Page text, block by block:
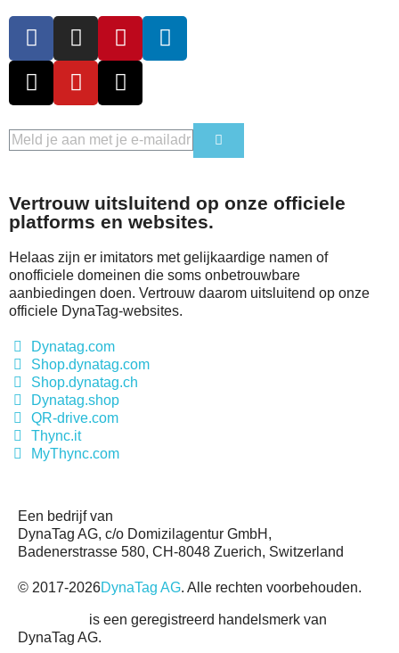
Vertrouw uitsluitend op onze officiele
platforms en websites.
Helaas zijn er imitators met gelijkaardige namen of
onofficiele domeinen die soms onbetrouwbare
aanbiedingen doen. Vertrouw daarom uitsluitend op onze
officiele DynaTag-websites.
Dynatag.com
Shop.dynatag.com
Shop.dynatag.ch
Dynatag.shop
QR-drive.com
Thync.it
MyThync.com
Een bedrijf van
DynaTag AG, c/o Domizilagentur GmbH,
Badenerstrasse 580, CH-8048 Zuerich, Switzerland
© 2017-2026DynaTag AG. Alle rechten voorbehouden.
is een geregistreerd handelsmerk van
DynaTag AG.